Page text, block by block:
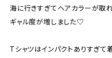
海に行きすぎてヘアカラーが取
ギャル度が増しました♡
Tシャツはインパクトありすぎて